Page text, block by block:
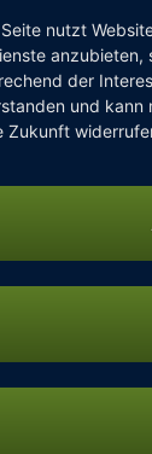
Golfplatz der
Unser
4 Golfer) für 18-
ab.
nutzt
der
und kann
Zukunft